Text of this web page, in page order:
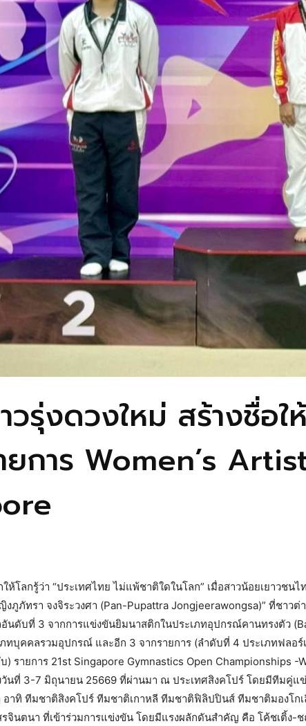
วรุ่งดวงใหม่ สร้างชื่อ
ยการ Women’s
ห้โลกรู้ว่า “ประเทศไทย ไม่แพ้ชาติใดในโลก” เมื่อสาวน้อยเยาวช
ภูภัทรา จงจิระวงศา (Pan-Pupattra Jongjeerawongsa)” ที่ชาวต่
อันดับที่ 3 จากการแข่งขันยิมนาสติกในประเภทอุปกรณ์คานทรงตัว
ทบุคคลรวมอุปกรณ์ และอีก 3 จากรายการ (ลำดับที่ 4 ประเภทฟลอร์
) รายการ 21st Singapore Gymnastics Open Championships -
นที่ 3-7 มิถุนายน 25669 ที่ผ่านมา ณ ประเทศสิงคโปร์ โดยมีทีมคู่แ
าทิ ทีมชาติสิงคโปร์ ทีมชาติเกาหลี ทีมชาติฟิลิปปินส์ ทีมชาติมองโก
รจินตนา ที่เข้าร่วมการแข่งขัน โดยมีแรงผลักดันสำคัญ คือ โค้ชเติ้ง-